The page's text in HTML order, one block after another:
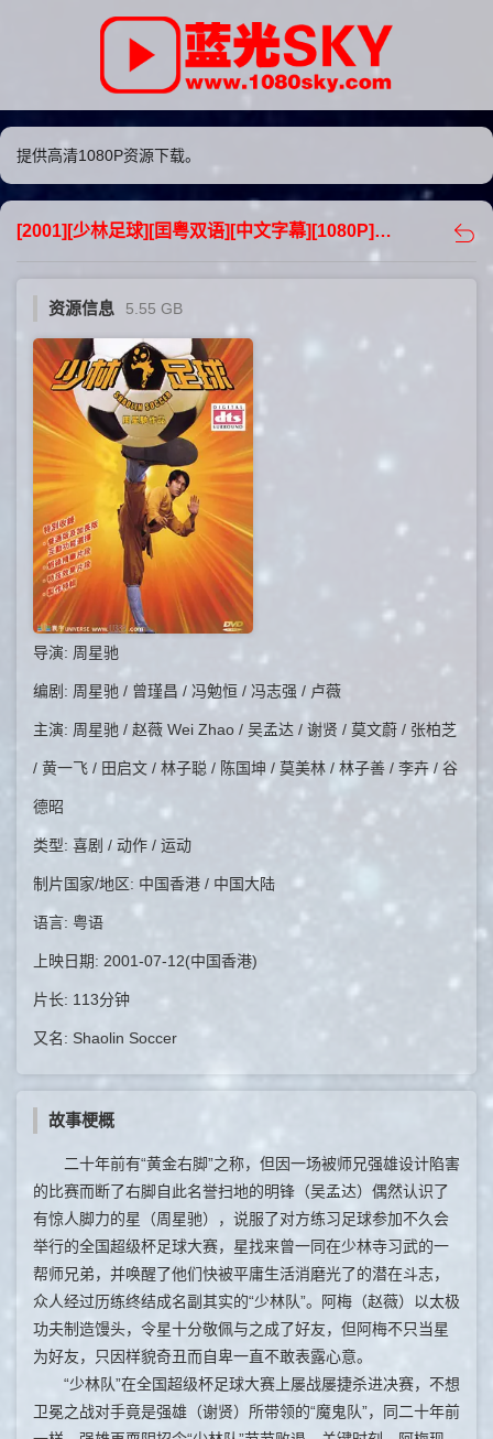
提供高清1080P资源下载。
[2001][少林足球][囯粤双语][中文字幕][1080P][5.55GB][下载] - 蓝光sky
资源信息 5.55 GB
导演: 周星驰
编剧: 周星驰 / 曾瑾昌 / 冯勉恒 / 冯志强 / 卢薇
主演: 周星驰 / 赵薇 Wei Zhao / 吴孟达 / 谢贤 / 莫文蔚 / 张柏芝
/ 黄一飞 / 田启文 / 林子聪 / 陈国坤 / 莫美林 / 林子善 / 李卉 / 谷
德昭
类型: 喜剧 / 动作 / 运动
制片国家/地区: 中国香港 / 中国大陆
语言: 粤语
上映日期: 2001-07-12(中国香港)
片长: 113分钟
又名: Shaolin Soccer
故事梗概
二十年前有“黄金右脚”之称，但因一场被师兄强雄设计陷害
的比赛而断了右脚自此名誉扫地的明锋（吴孟达）偶然认识了
有惊人脚力的星（周星驰），说服了对方练习足球参加不久会
举行的全国超级杯足球大赛，星找来曾一同在少林寺习武的一
帮师兄弟，并唤醒了他们快被平庸生活消磨光了的潜在斗志，
众人经过历练终结成名副其实的“少林队”。阿梅（赵薇）以太极
功夫制造馒头，令星十分敬佩与之成了好友，但阿梅不只当星
为好友，只因样貌奇丑而自卑一直不敢表露心意。
“少林队”在全国超级杯足球大赛上屡战屡捷杀进决赛，不想
卫冕之战对手竟是强雄（谢贤）所带领的“魔鬼队”，同二十年前